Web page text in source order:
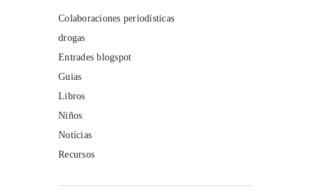
Colaboraciones periodísticas
drogas
Entrades blogspot
Guias
Libros
Niños
Notícias
Recursos